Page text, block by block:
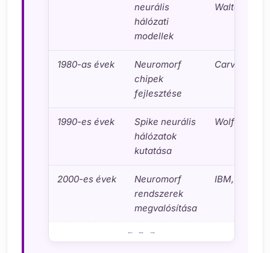
neurális
hálózati
modellek
Walter Pitts
1980-as évek
Neuromorf
chipek
fejlesztése
Carver
1990-es évek
Spike neurális
hálózatok
kutatása
Wolfgang
2000-es évek
Neuromorf
rendszerek
megvalósítása
IBM, Intel,